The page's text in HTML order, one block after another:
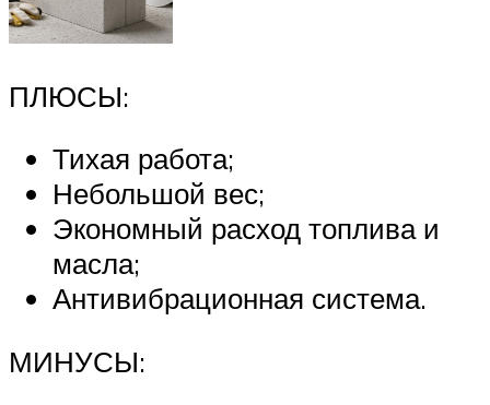
ПЛЮСЫ:
Тихая работа;
Небольшой вес;
Экономный расход топлива и
масла;
Антивибрационная система.
МИНУСЫ: